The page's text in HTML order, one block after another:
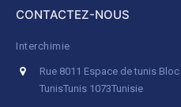
CONTACTEZ-NOUS
Interchimie
Rue 8011 Espace de tunis
TunisTunis 1073Tunisie